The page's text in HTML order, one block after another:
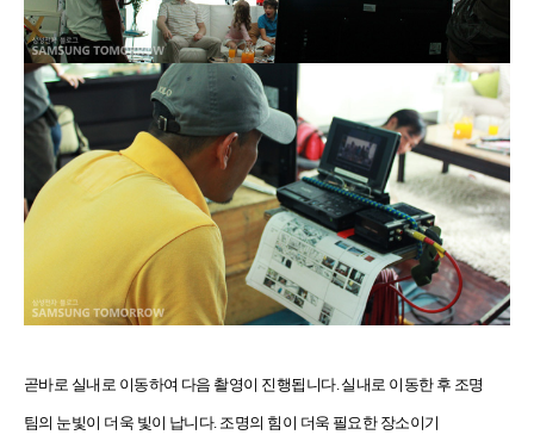
곧바로 실내로 이동하여 다음 촬영이 진행됩니다. 실내로 이동한 후 조명
팀의 눈빛이 더욱 빛이 납니다. 조명의 힘이 더욱 필요한 장소이기